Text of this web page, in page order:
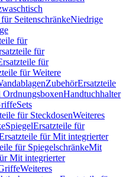
SeitenschränkeNiedrige
für
für
für
für Weitere
ZubehörErsatzteile
OrdnungsboxenHandtuchhalter
Sets
für SteckdosenWeiteres
SpiegelErsatzteile für
für Mit integrierter
für SpiegelschränkeMit
Mit integrierter
Weiteres